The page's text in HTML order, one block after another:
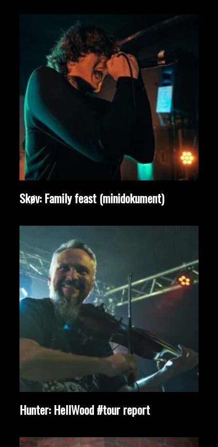
Skøv: Family feast (minidokument)
Hunter: HellWood #tour report